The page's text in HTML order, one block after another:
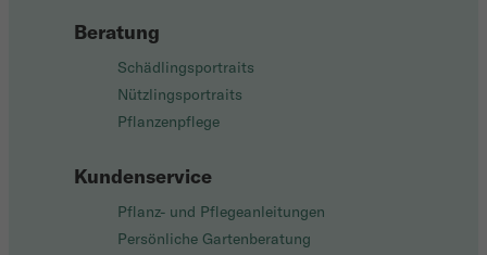
Beratung
Schädlingsportraits
Nützlingsportraits
Pflanzenpflege
Kundenservice
Pflanz- und Pflegeanleitungen
Persönliche Gartenberatung